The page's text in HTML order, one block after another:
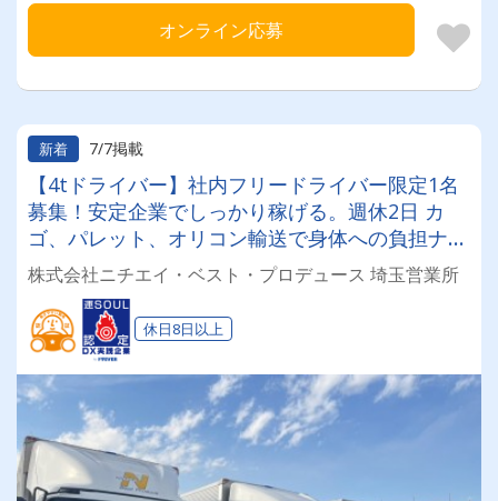
オンライン応募
新着 7/7掲載
【4tドライバー】社内フリードライバー限定1名
募集！安定企業でしっかり稼げる。週休2日 カ
ゴ、パレット、オリコン輸送で身体への負担ナ
シ！
株式会社ニチエイ・ベスト・プロデュース 埼玉営業所
休日8日以上